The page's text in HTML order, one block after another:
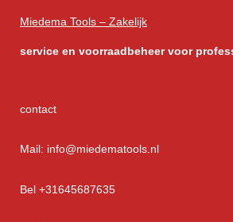
Miedema Tools – Zakelijk
service en voorraadbeheer voor
contact
Mail: info@miedematools.nl
Bel +31645687635